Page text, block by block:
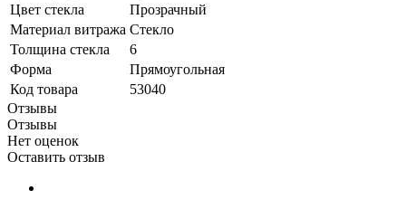
Цвет стекла
Прозрачный
Материал витража Стекло
Толщина стекла
6
Форма
Прямоугольная
Код товара
53040
Отзывы
Отзывы
Нет оценок
Оставить отзыв